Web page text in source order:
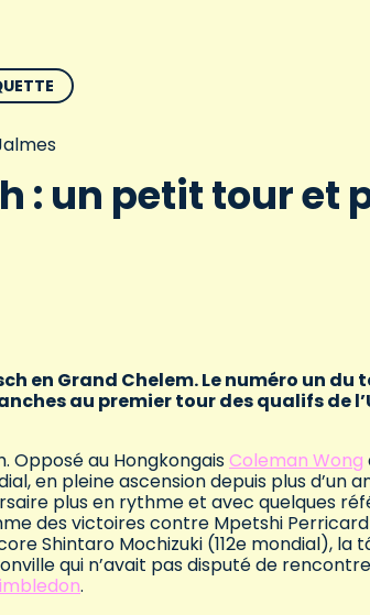
: un petit tour et
en Grand Chelem. Le numéro un du
au premier tour des qualifs de
Opposé au HongkongaisColeman Wong
en pleine ascension depuis plus d’un
plus en rythme et avec quelques
des victoires contre Mpetshi
Shintaro Mochizuki (112e mondial), la
qui n’avait pas disputé de
.